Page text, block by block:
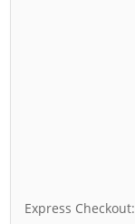
Express Checkout: